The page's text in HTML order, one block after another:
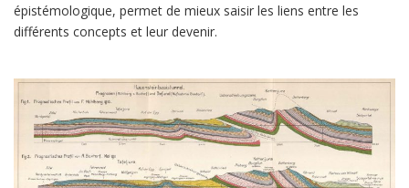
épistémologique, permet de mieux saisir les liens entre les
différents concepts et leur devenir.